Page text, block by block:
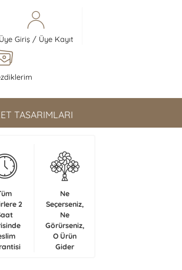
Üye Giriş/ Üye Kayıt
TASARIMLARI
2
Ne
Seçerseniz,
Ne
Görürseniz,
O Ürün
Gider